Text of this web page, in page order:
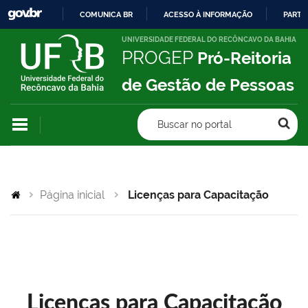
IR
PARA
CONTEÚDO
COMUNICA BR ACESSO À INFORMAÇÃO
UNIVERSIDADE FEDERAL DO RECÔNCAVO DA BAHIA
PROGEP Pró-Reitoria
de Gestão de Pessoas
Buscar no portal
Página inicial Licenças para Capacitação
Licenças para Capacitação